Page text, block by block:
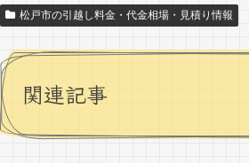
松戸市の引越し料金・代金相場・見積り情報
関連記事